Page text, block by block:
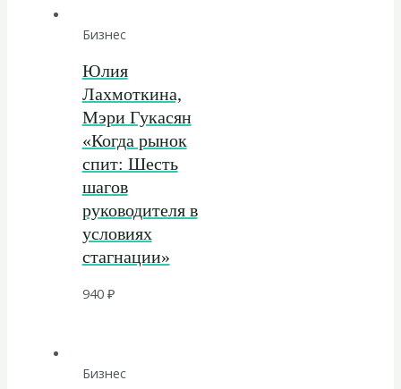
Бизнес
Юлия
Лахмоткина,
Мэри Гукасян
«Когда рынок
спит: Шесть
шагов
руководителя в
условиях
стагнации»
940 ₽
Бизнес